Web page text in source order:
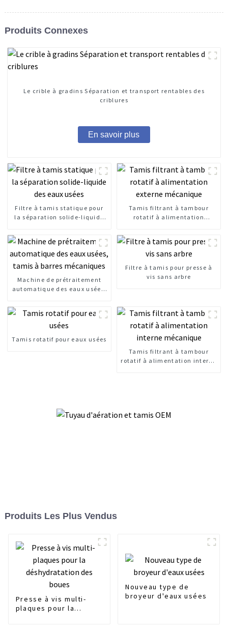
Produits Connexes
Le crible à gradins Séparation et transport rentables des
criblures
En savoir plus
Filtre à tamis statique pour
la séparation solide-liquide
Tamis filtrant à tambour
rotatif à alimentation
Machine de prétraitement
automatique des eaux usées,
Filtre à tamis pour presse à
vis sans arbre
Tamis rotatif pour eaux usées
Tamis filtrant à tambour
rotatif à alimentation interne
Produits Les Plus Vendus
Presse à vis multi-
plaques pour la
Nouveau type de
broyeur d'eaux usées